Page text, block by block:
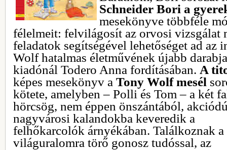
Schneider Bori a
mesekönyve többféle
félelmeit: felvilágosít az orvosi vizsgálat
feladatok segítségével lehetőséget ad az
Wolf hatalmas életművének újabb
kiadónál Todero Anna fordításában. A
képes mesekönyv a Tony Wolf mesél
kötete, amelyben – Polli és Tom – a két
hörcsög, nem éppen önszántából,
nagyvárosi kalandokba keveredik a
felhőkarcolók árnyékában. Találkoznak a
világuralomra törő gonosz tudóssal, az